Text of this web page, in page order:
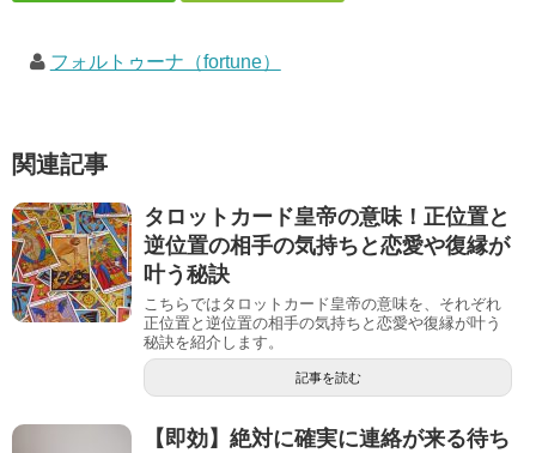
フォルトゥーナ（fortune）
関連記事
タロットカード皇帝の意味！正位置と
逆位置の相手の気持ちと恋愛や復縁が
叶う秘訣
こちらではタロットカード皇帝の意味を、それぞれ
正位置と逆位置の相手の気持ちと恋愛や復縁が叶う
秘訣を紹介します。
記事を読む
【即効】絶対に確実に連絡が来る待ち